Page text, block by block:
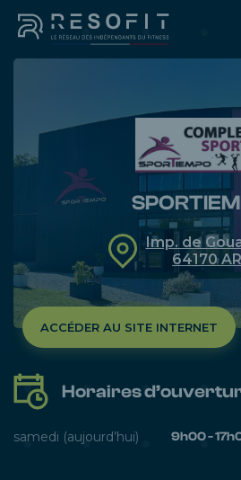
Imp. de
64170
ACCÉDER AU SITE INTERNET
Horaires
samedi (aujourd’hui) 9h00 -